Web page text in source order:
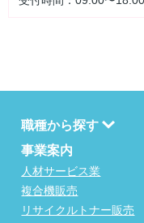
職種から探す
事業案内
人材サービス業
複合機販売
リサイクルトナー販売